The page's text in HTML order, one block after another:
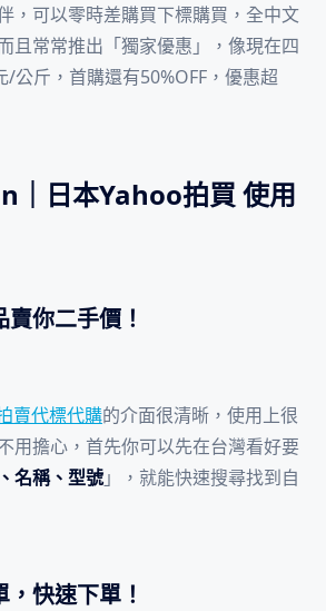
，可以零時差購買下標購買，全中文
且常常推出「獨家優惠」，像現在四
/公斤，首購還有50%OFF，優惠超
｜日本Yahoo拍買 使用
你二手價！
賣代標代購的介面很清晰，使用上很
用擔心，首先你可以先在台灣看好要
名稱、型號」，就能快速搜尋找到自
快速下單！